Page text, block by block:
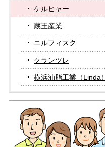
ケルヒャー
蔵王産業
ニルフィスク
クランツレ
横浜油脂工業（Linda）